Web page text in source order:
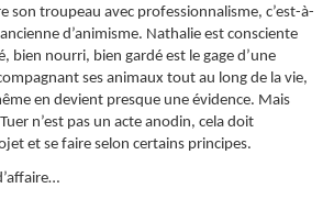
son troupeau avec professionnalisme, c’est-à-
d’animisme. Nathalie est consciente
bien nourri, bien gardé est le gage d’une
ses animaux tout au long de la vie,
en devient presque une évidence. Mais
n’est pas un acte anodin, cela doit
et se faire selon certains principes.